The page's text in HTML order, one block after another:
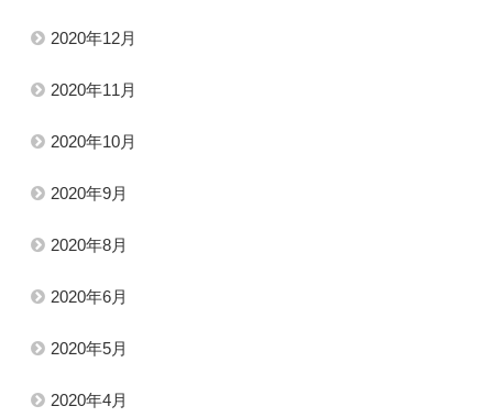
2020年12月
2020年11月
2020年10月
2020年9月
2020年8月
2020年6月
2020年5月
2020年4月